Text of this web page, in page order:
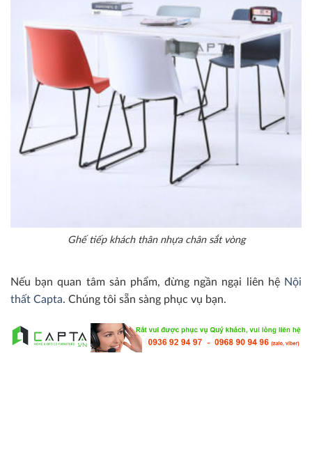
Ghế tiếp khách thân nhựa chân sắt vòng
Nếu bạn quan tâm sản phẩm, đừng ngần ngại liên hệ Nội
thất Capta. Chúng tôi sẵn sàng phục vụ bạn.